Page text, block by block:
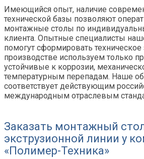
Имеющийся опыт, наличие
технической базы позволяют
монтажные столы по
клиента. Опытные специалисты
помогут сформировать техническое
производстве используем только
устойчивые к коррозии,
температурным перепадам. Наше
соответствует действующим
международным отраслевым
Заказать монтажный
экструзионной линии у
«Полимер-Техника»